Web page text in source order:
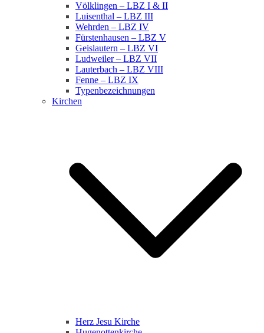
Völklingen – LBZ I & II
Luisenthal – LBZ III
Wehrden – LBZ IV
Fürstenhausen – LBZ V
Geislautern – LBZ VI
Ludweiler – LBZ VII
Lauterbach – LBZ VIII
Fenne – LBZ IX
Typenbezeichnungen
Kirchen
Herz Jesu Kirche